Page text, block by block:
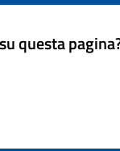
questa